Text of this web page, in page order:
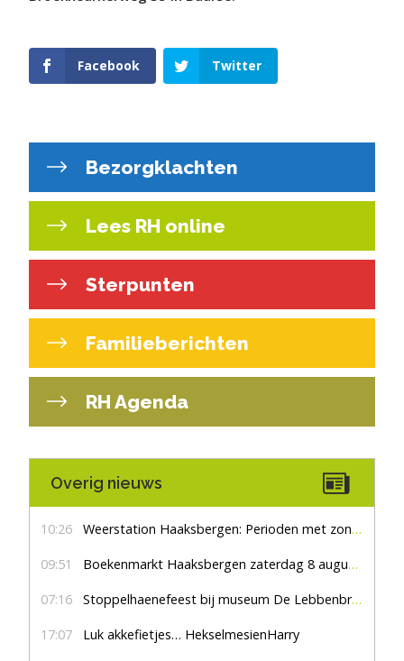
Facebook Twitter
Bezorgklachten
Lees RH online
Sterpunten
Familieberichten
RH Agenda
Overig nieuws
10:26 Weerstation Haaksbergen: Perioden met zon en droog
09:51 Boekenmarkt Haaksbergen zaterdag 8 augustus, marktplein Haaksbergen
07:16 Stoppelhaenefeest bij museum De Lebbenbrugge
17:07 Luk akkefietjes… HekselmesienHarry